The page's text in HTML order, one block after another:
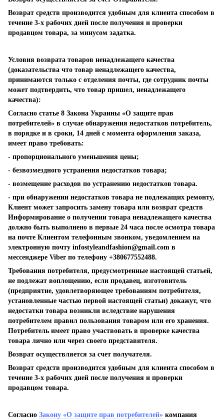
Возврат средств производится удобным для клиента способом в
течение 3-х рабочих дней после получения и проверки
продавцом товара, за минусом задатка.
Условия возврата товаров ненадлежащего качества
(доказательства что товар ненадлежащего качества,
принимаются только с отделения почты, где сотрудник почты
может подтвердить, что товар пришел, ненадлежащего
качества):
Согласно статье 8 Закона Украины «О защите прав
потребителей» в случае обнаружения недостатков потребитель,
в порядке и в сроки, 14 дней с момента оформления заказа,
имеет право требовать:
- пропорционального уменьшения цены;
- безвозмездного устранения недостатков товара;
- возмещение расходов по устранению недостатков товара.
- при обнаружении недостатков товара не подлежащих ремонту,
Клиент может запросить замену товара или возврат средств
Информирование о получении товара ненадлежащего качества
должно быть выполнено в первые 24 часа после осмотра товара
на почте Клиентом телефонным звонком, уведомлением на
электронную почту infostyleandfashion@gmail.com в
мессенджере Viber по телефону +380677552488.
Требования потребителя, предусмотренные настоящей статьей,
не подлежат воплощению, если продавец, изготовитель
(предприятие, удовлетворяющее требованиям потребителя,
установленные частью первой настоящей статьи) докажут, что
недостатки товара возникли вследствие нарушения
потребителем правил пользования товаром или его хранения.
Потребитель имеет право участвовать в проверке качества
товара лично или через своего представителя.
Возврат осуществляется за счет получателя.
Возврат средств производится удобным для клиента способом в
течение 3-х рабочих дней после получения и проверки
продавцом товара.
Согласно Закону «О защите прав потребителей» компания